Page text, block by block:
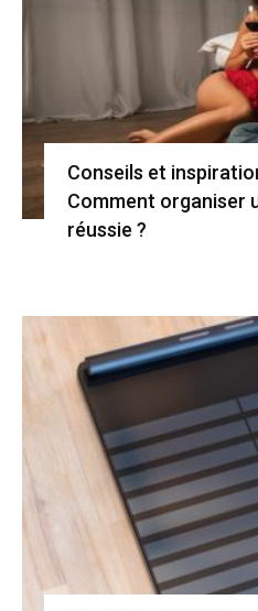
Conseils et
Comment organiser
réussie ?